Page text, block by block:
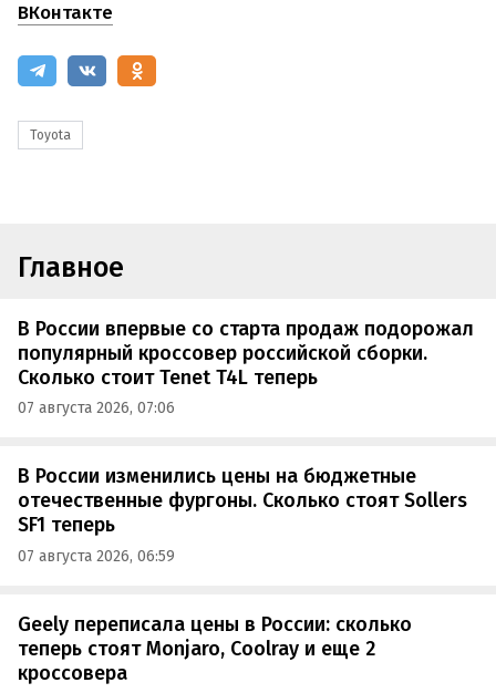
ВКонтакте
Toyota
Главное
В России впервые со старта продаж подорожал
популярный кроссовер российской сборки.
Сколько стоит Tenet T4L теперь
07 августа 2026, 07:06
В России изменились цены на бюджетные
отечественные фургоны. Сколько стоят Sollers
SF1 теперь
07 августа 2026, 06:59
Geely переписала цены в России: сколько
теперь стоят Monjaro, Coolray и еще 2
кроссовера